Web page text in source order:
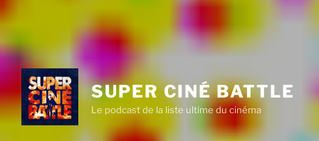
SUPER CINÉ BATTLE
Le podcast de la liste ultime du cinéma